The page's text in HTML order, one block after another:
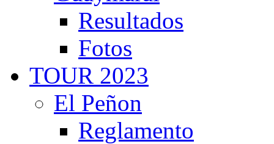
Resultados
Fotos
TOUR 2023
El Peñon
Reglamento